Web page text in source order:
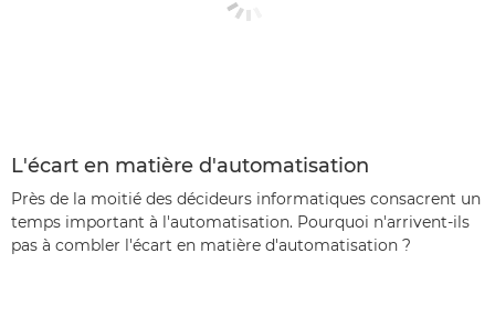
L'écart en matière d'automatisation
Près de la moitié des décideurs informatiques consacrent un
temps important à l'automatisation. Pourquoi n'arrivent-ils
pas à combler l'écart en matière d'automatisation ?